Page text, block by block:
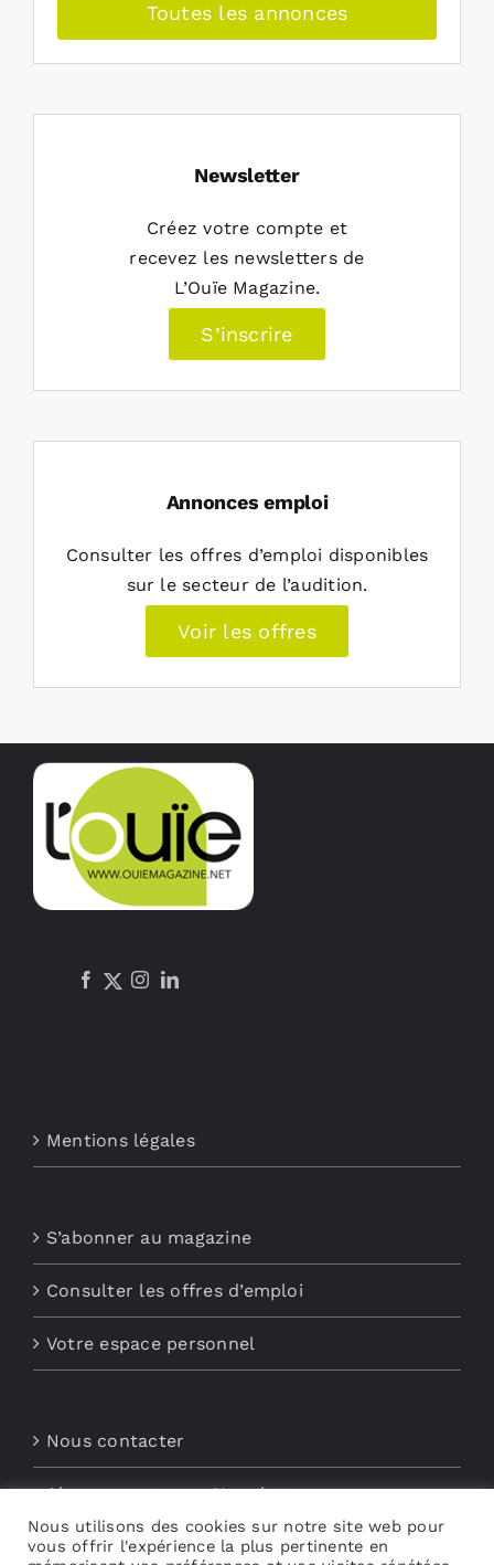
Toutes les annonces
Newsletter
Créez votre compte et
recevez les newsletters de
L’Ouïe Magazine.
S’inscrire
Annonces emploi
Consulter les offres d’emploi disponibles
sur le secteur de l’audition.
Voir les offres
Mentions légales
S’abonner au magazine
Consulter les offres d’emploi
Votre espace personnel
Nous contacter
Abonnements aux Newsletters
Découvrez My Audio
Nous utilisons des cookies sur notre site web pour
vous offrir l'expérience la plus pertinente en